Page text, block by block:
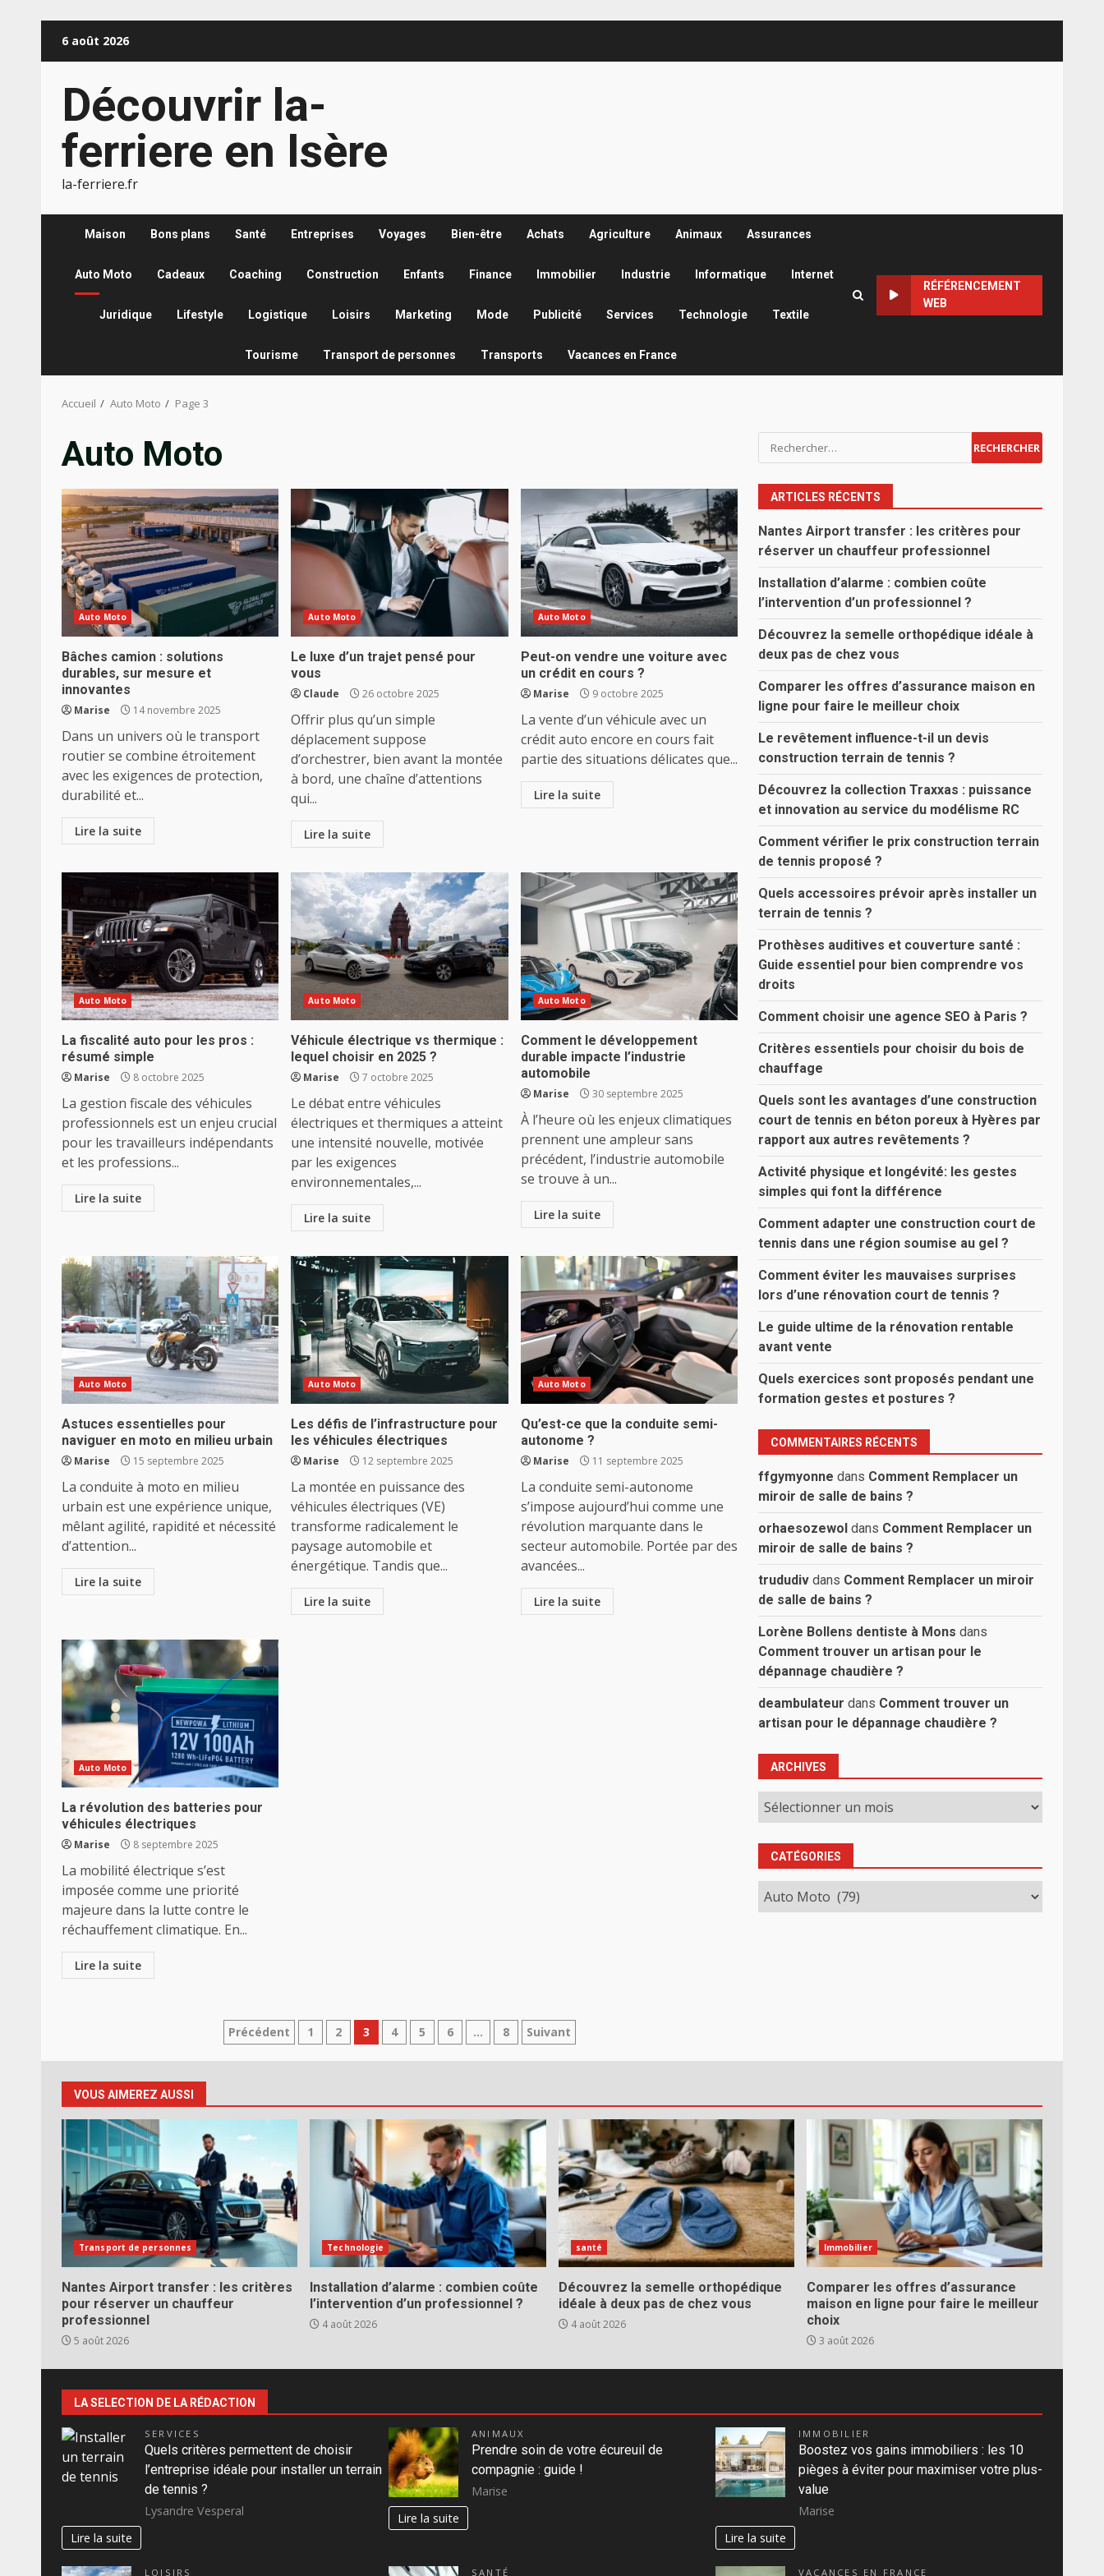
6 août 2026
Découvrir la-
ferriere en Isère
la-ferriere.fr
Maison Bons plans Santé Entreprises Voyages Bien-être Achats Agriculture Animaux Assurances
Auto Moto Cadeaux Coaching Construction Enfants Finance Immobilier Industrie Informatique Internet
Juridique Lifestyle Logistique Loisirs Marketing Mode Publicité Services Technologie Textile
Tourisme Transport de personnes Transports Vacances en France
RÉFÉRENCEMENT
WEB
Accueil Auto Moto Page 3
Auto Moto
Auto Moto
Bâches camion : solutions
durables, sur mesure et
innovantes
Marise 14 novembre 2025
Dans un univers où le transport
routier se combine étroitement
avec les exigences de protection,
durabilité et...
Lire la suite
Auto Moto
Le luxe d’un trajet pensé pour
vous
Claude 26 octobre 2025
Offrir plus qu’un simple
déplacement suppose
d’orchestrer, bien avant la montée
à bord, une chaîne d’attentions
qui...
Lire la suite
Auto Moto
Peut-on vendre une voiture avec
un crédit en cours ?
Marise 9 octobre 2025
La vente d’un véhicule avec un
crédit auto encore en cours fait
partie des situations délicates que...
Lire la suite
Auto Moto
La fiscalité auto pour les pros :
résumé simple
Marise 8 octobre 2025
La gestion fiscale des véhicules
professionnels est un enjeu crucial
pour les travailleurs indépendants
et les professions...
Lire la suite
Auto Moto
Véhicule électrique vs thermique :
lequel choisir en 2025 ?
Marise 7 octobre 2025
Le débat entre véhicules
électriques et thermiques a atteint
une intensité nouvelle, motivée
par les exigences
environnementales,...
Lire la suite
Auto Moto
Comment le développement
durable impacte l’industrie
automobile
Marise 30 septembre 2025
À l’heure où les enjeux climatiques
prennent une ampleur sans
précédent, l’industrie automobile
se trouve à un...
Lire la suite
Auto Moto
Astuces essentielles pour
naviguer en moto en milieu urbain
Marise 15 septembre 2025
La conduite à moto en milieu
urbain est une expérience unique,
mêlant agilité, rapidité et nécessité
d’attention...
Lire la suite
Auto Moto
Les défis de l’infrastructure pour
les véhicules électriques
Marise 12 septembre 2025
La montée en puissance des
véhicules électriques (VE)
transforme radicalement le
paysage automobile et
énergétique. Tandis que...
Lire la suite
Auto Moto
Qu’est-ce que la conduite semi-
autonome ?
Marise 11 septembre 2025
La conduite semi-autonome
s’impose aujourd’hui comme une
révolution marquante dans le
secteur automobile. Portée par des
avancées...
Lire la suite
Auto Moto
La révolution des batteries pour
véhicules électriques
Marise 8 septembre 2025
La mobilité électrique s’est
imposée comme une priorité
majeure dans la lutte contre le
réchauffement climatique. En...
Lire la suite
Pagination
des
publications
Précédent 1 2 3 4 5 6 … 8 Suivant
Rechercher :
ARTICLES RÉCENTS
Nantes Airport transfer : les critères pour
réserver un chauffeur professionnel
Installation d’alarme : combien coûte
l’intervention d’un professionnel ?
Découvrez la semelle orthopédique idéale à
deux pas de chez vous
Comparer les offres d’assurance maison en
ligne pour faire le meilleur choix
Le revêtement influence-t-il un devis
construction terrain de tennis ?
Découvrez la collection Traxxas : puissance
et innovation au service du modélisme RC
Comment vérifier le prix construction terrain
de tennis proposé ?
Quels accessoires prévoir après installer un
terrain de tennis ?
Prothèses auditives et couverture santé :
Guide essentiel pour bien comprendre vos
droits
Comment choisir une agence SEO à Paris ?
Critères essentiels pour choisir du bois de
chauffage
Quels sont les avantages d’une construction
court de tennis en béton poreux à Hyères par
rapport aux autres revêtements ?
Activité physique et longévité: les gestes
simples qui font la différence
Comment adapter une construction court de
tennis dans une région soumise au gel ?
Comment éviter les mauvaises surprises
lors d’une rénovation court de tennis ?
Le guide ultime de la rénovation rentable
avant vente
Quels exercices sont proposés pendant une
formation gestes et postures ?
COMMENTAIRES RÉCENTS
ffgymyonne dans Comment Remplacer un
miroir de salle de bains ?
orhaesozewol dans Comment Remplacer un
miroir de salle de bains ?
trududiv dans Comment Remplacer un miroir
de salle de bains ?
Lorène Bollens dentiste à Mons dans
Comment trouver un artisan pour le
dépannage chaudière ?
deambulateur dans Comment trouver un
artisan pour le dépannage chaudière ?
ARCHIVES
Archives
CATÉGORIES
Catégories
VOUS AIMEREZ AUSSI
Transport de personnes
Nantes Airport transfer : les critères
pour réserver un chauffeur
professionnel
5 août 2026
Technologie
Installation d’alarme : combien coûte
l’intervention d’un professionnel ?
4 août 2026
santé
Découvrez la semelle orthopédique
idéale à deux pas de chez vous
4 août 2026
Immobilier
Comparer les offres d’assurance
maison en ligne pour faire le meilleur
choix
3 août 2026
LA SELECTION DE LA RÉDACTION
SERVICES
Quels critères permettent de choisir
l’entreprise idéale pour installer un terrain
de tennis ?
Lysandre Vesperal
Lire la suite
ANIMAUX
Prendre soin de votre écureuil de
compagnie : guide !
Marise
Lire la suite
IMMOBILIER
Boostez vos gains immobiliers : les 10
pièges à éviter pour maximiser votre plus-
value
Marise
Lire la suite
LOISIRS SANTÉ VACANCES EN FRANCE